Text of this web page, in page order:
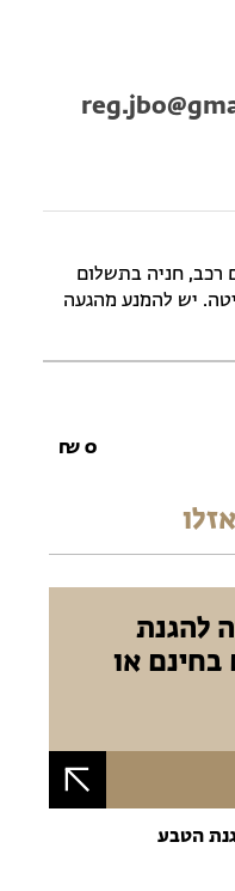
רכב, חניה בתשלום
יש להמנע מהגעה
0
₪
להגנת
בחינם או
הטבע